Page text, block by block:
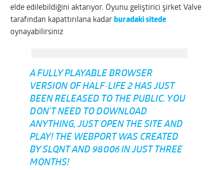
elde edilebildiğini aktarıyor. Oyunu geliştirici şirket Valve
tarafından kapattırılana kadar buradaki sitede
oynayabilirsiniz.
A FULLY PLAYABLE BROWSER
VERSION OF HALF-LIFE 2 HAS JUST
BEEN RELEASED TO THE PUBLIC. YOU
DON'T NEED TO DOWNLOAD
ANYTHING, JUST OPEN THE SITE AND
PLAY! THE WEBPORT WAS CREATED
BY SLQNT AND 98006 IN JUST THREE
MONTHS!